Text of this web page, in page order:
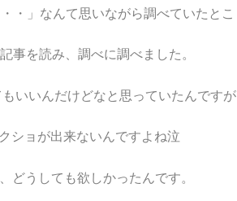
・」なんて思いながら調べていたとこ
事を読み、調べに調べました。
いいんだけどなと思っていたんですが
ショが出来ないんですよね泣
どうしても欲しかったんです。